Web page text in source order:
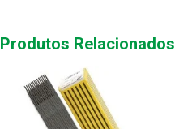
Produtos Relacionados